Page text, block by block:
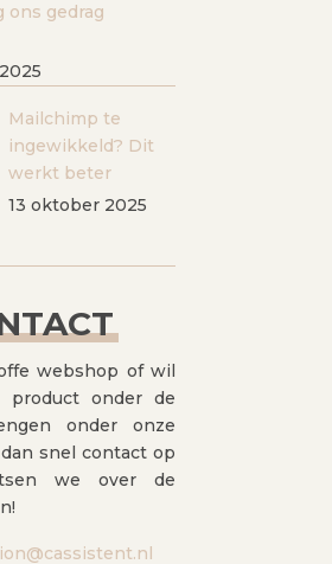
ons gedrag
Mailchimp te
ingewikkeld? Dit
werkt beter
13 oktober 2025
webshop of wil
product onder de
onder onze
dan snel contact op
we over de